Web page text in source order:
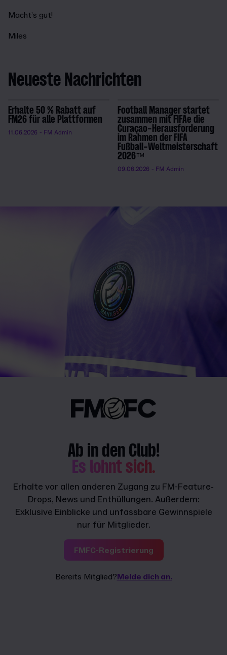
Macht’s gut!
Miles
Neueste Nachrichten
Erhalte 50 % Rabatt auf
FM26 für alle Plattformen
11.06.2026 - FM Admin
Football Manager startet
zusammen mit FIFAe die
Curaçao-Herausforderung
im Rahmen der FIFA
Fußball-Weltmeisterschaft
2026™
09.06.2026 - FM Admin
Ab in den Club!
Es lohnt sich.
Erhalte vor allen anderen Zugang zu FM-Feature-
Drops, News und Enthüllungen. Außerdem:
Exklusive Einblicke und unfassbare Gewinnspiele
nur für Mitglieder.
FMFC-Registrierung
Bereits Mitglied?Melde dich an.